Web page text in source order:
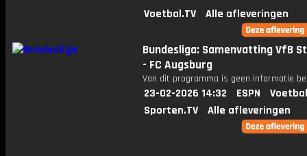
Voetbal.TV
Alle afleveringen
Bundesliga: Samenvatting VfB
- FC Augsburg
Van dit programma is geen informatie
23-02-2026 14:32 ESPN
Sporten.TV
Alle afleveringen